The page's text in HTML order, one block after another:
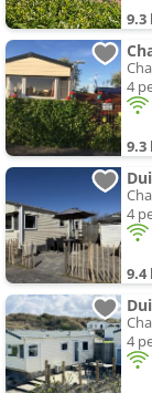
9.3
4
9.3
4
9.4
4